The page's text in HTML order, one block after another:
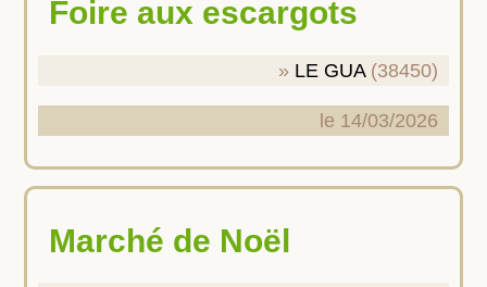
Foire aux escargots
LE GUA(38450)
le 14/03/2026
Marché de Noël